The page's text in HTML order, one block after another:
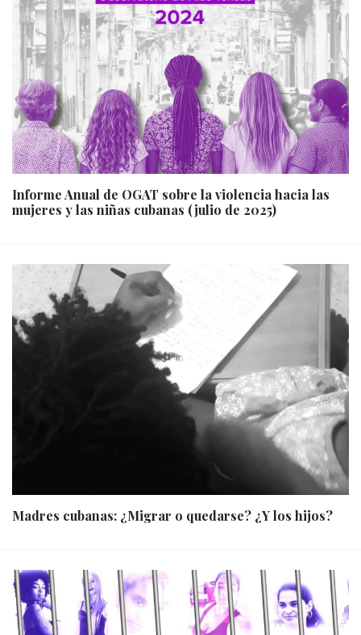
Informe Anual de OGAT sobre la violencia hacia las
mujeres y las niñas cubanas (julio de 2025)
Madres cubanas: ¿Migrar o quedarse? ¿Y los hijos?